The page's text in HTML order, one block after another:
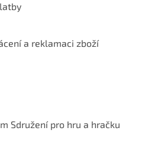
a reklamaci zboží
Sdružení pro hru a hračku